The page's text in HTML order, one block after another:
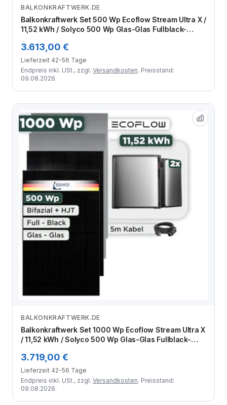
Zum Angebot
BALKONKRAFTWERK.DE
Balkonkraftwerk Set 500 Wp Ecoflow Stream Ultra X /
11,52 kWh / Solyco 500 Wp Glas-Glas Fullblack-
3.613,00 €
Lieferzeit 42-56 Tage
Endpreis inkl. USt., zzgl. Versandkosten. Preisstand:
09.08.2026.
Zum Angebot
BALKONKRAFTWERK.DE
Balkonkraftwerk Set 1000 Wp Ecoflow Stream Ultra X
/ 11,52 kWh / Solyco 500 Wp Glas-Glas Fullblack-
3.719,00 €
Lieferzeit 42-56 Tage
Endpreis inkl. USt., zzgl. Versandkosten. Preisstand:
09.08.2026.